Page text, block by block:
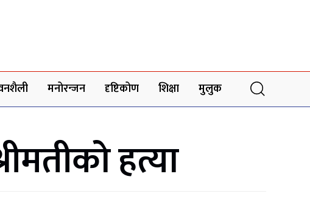
मनोरन्जन दृष्टिकोण शिक्षा मुलुक
हत्या